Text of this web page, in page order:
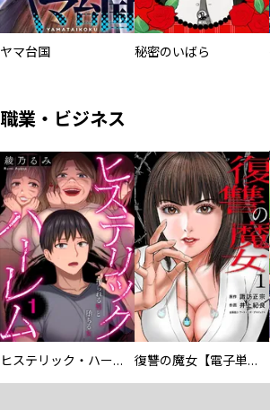
ヤマ台国 秘密のいばら
職業・ビジネス
ヒステリック・ハーレム～搾られる男と堕ちる女～【電子単行本版】 復讐の魔女【電子単行本版】